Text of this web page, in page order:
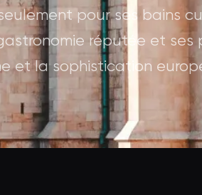
pour ses bains
réputée et ses
et la sophistication